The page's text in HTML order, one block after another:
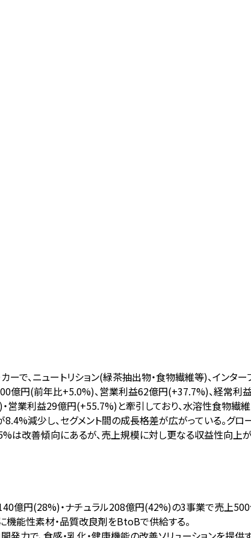
、ニュートリション(緑茶抽出物・食物繊維等)、インター
億円(前年比+5.0%)、営業利益62億円(+37.7%)、経常
業利益29億円(+55.7%)と牽引しており、水溶性食物繊維
減少し、セグメント間の成長格差が広がっている。グロ
は改善傾向にあるが、売上規模に対し更なる収益性向上
億円(28%)・ナチュラル208億円(42%)の3事業で売上500
機能性素材・品質改良剤をBtoBで供給する。